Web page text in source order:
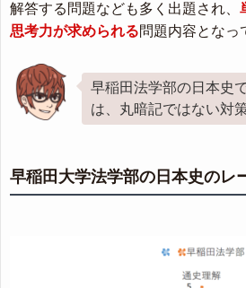
解答する問題なども多く出題され、
思考力が求められる問題内容となっ
早稲田法学部の日本史
は、丸暗記ではない対
早稲田大学法学部の日本史のレ